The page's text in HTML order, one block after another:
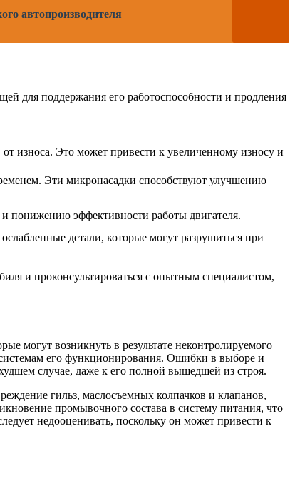
автопроизводителя
для поддержания его работоспособности и продления
износа. Это может привести к увеличенному износу и
Эти микронасадки способствуют улучшению
понижению эффективности работы двигателя.
детали, которые могут разрушиться при
и проконсультироваться с опытным специалистом,
могут возникнуть в результате неконтролируемого
его функционирования. Ошибки в выборе и
случае, даже к его полной вышедшей из строя.
гильз, маслосъемных колпачков и клапанов,
промывочного состава в систему питания, что
недооценивать, поскольку он может привести к